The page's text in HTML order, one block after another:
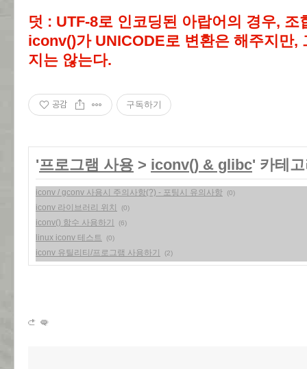
덧 : UTF-8로 인코딩된 아랍어의 경우,
iconv()가 UNICODE로 변환은 해주지만,
지는 않는다.
공감 구독하기
'프로그램 사용 > iconv() & glibc' 카테
iconv / gconv 사용시 주의사항(?) - 포팅시 유의사항 (0)
iconv 라이브러리 위치 (0)
iconv() 함수 사용하기 (6)
linux iconv 테스트 (0)
iconv 유틸리티/프로그램 사용하기 (2)